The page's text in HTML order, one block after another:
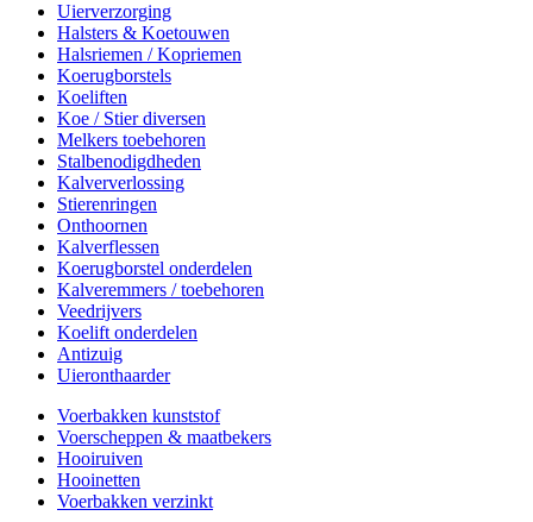
Uierverzorging
Halsters & Koetouwen
Halsriemen / Kopriemen
Koerugborstels
Koeliften
Koe / Stier diversen
Melkers toebehoren
Stalbenodigdheden
Kalververlossing
Stierenringen
Onthoornen
Kalverflessen
Koerugborstel onderdelen
Kalveremmers / toebehoren
Veedrijvers
Koelift onderdelen
Antizuig
Uieronthaarder
Voerbakken kunststof
Voerscheppen & maatbekers
Hooiruiven
Hooinetten
Voerbakken verzinkt